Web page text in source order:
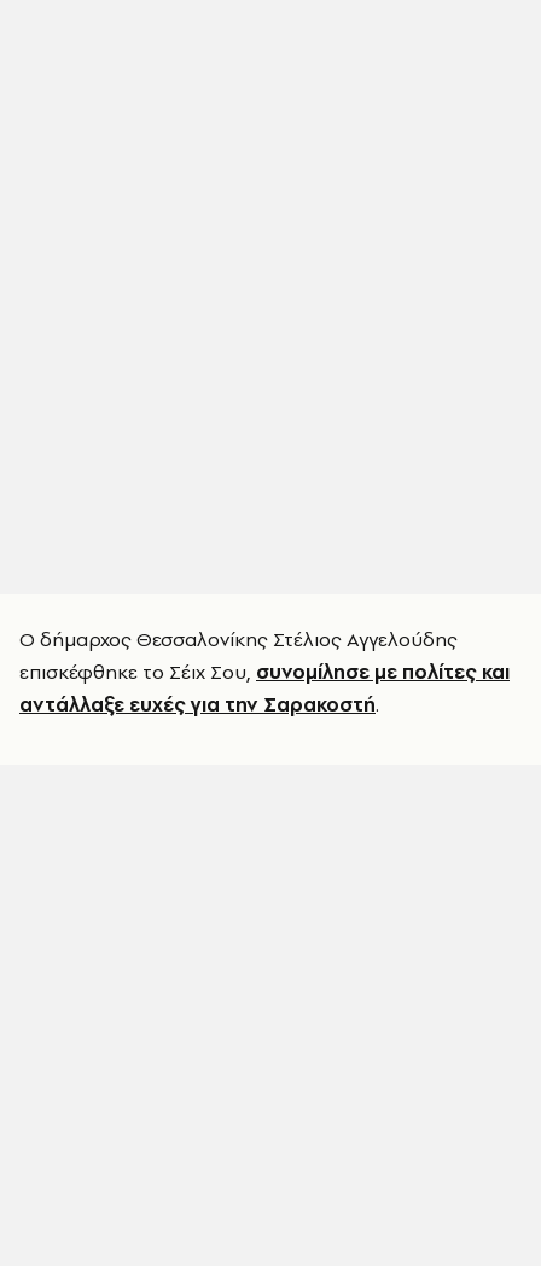
Ο δήμαρχος Θεσσαλονίκης Στέλιος Αγγελούδης
επισκέφθηκε το Σέιχ Σου, συνομίλησε με πολίτες και
αντάλλαξε ευχές για την Σαρακοστή.